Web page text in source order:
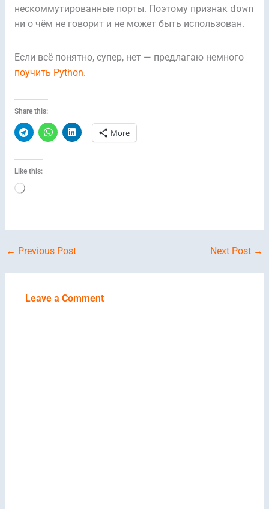
нескоммутированные порты. Поэтому признак down
ни о чём не говорит и не может быть использован.
Если всё понятно, супер, нет — предлагаю немного
поучить Python.
Share this:
More
Like this:
Loading…
← Previous Post Next Post →
Leave a Comment